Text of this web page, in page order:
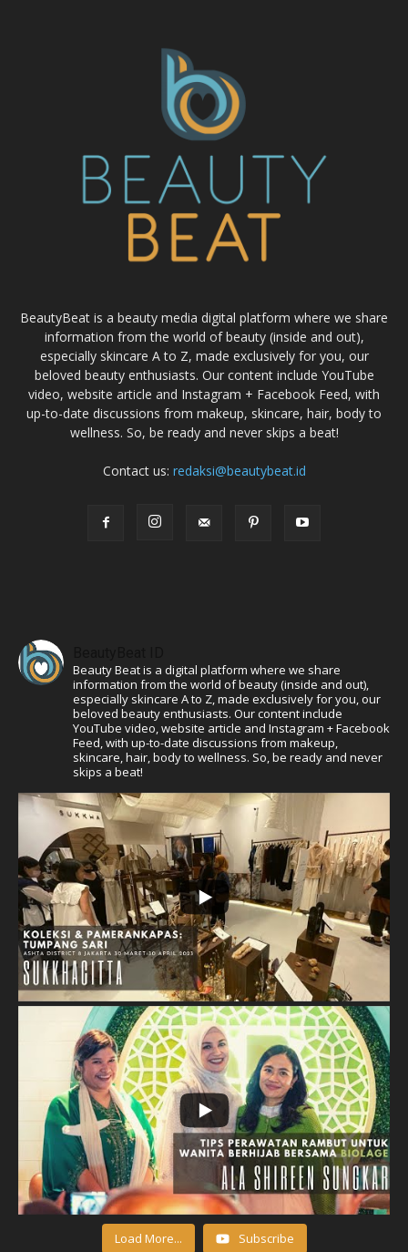
BeautyBeat is a beauty media digital platform where we share
information from the world of beauty (inside and out),
especially skincare A to Z, made exclusively for you, our
beloved beauty enthusiasts. Our content include YouTube
video, website article and Instagram + Facebook Feed, with
up-to-date discussions from makeup, skincare, hair, body to
wellness. So, be ready and never skips a beat!
Contact us: redaksi@beautybeat.id
Beauty Beat is a digital platform where we share
information from the world of beauty (inside and out),
especially skincare A to Z, made exclusively for you, our
beloved beauty enthusiasts. Our content include
YouTube video, website article and Instagram + Facebook
Feed, with up-to-date discussions from makeup,
skincare, hair, body to wellness. So, be ready and never
skips a beat!
Load More... Subscribe